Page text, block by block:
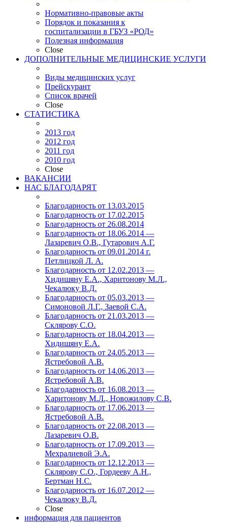
Нормативно-правовые акты
Порядок и показания к
госпитализации в ГБУЗ «РОД»
Полезная информация
Close
ДОПОЛНИТЕЛЬНЫЕ МЕДИЦИНСКИЕ УСЛУГИ
Виды медицинских услуг
Прейскурант
Список врачей
Close
СТАТИСТИКА
2013 год
2012 год
2011 год
2010 год
Close
ВАКАНСИИ
НАС БЛАГОДАРЯТ
Благодарность от 13.03.2015
Благодарность от 17.02.2015
Благодарность от 26.08.2014
Благодарность от 18.06.2014 —
Лазаревич О.В., Гутарович А.Г.
Благодарность от 09.01.2014 г.
Петлицкой Л. А.
Благодарность от 12.02.2013 —
Хидишяну Е.А., Харитонову М.Л.,
Чекалюку В.Д.
Благодарность от 05.03.2013 —
Симоновой Л.Г., Заевой С.А.
Благодарность от 21.03.2013 —
Склярову С.О.
Благодарность от 18.04.2013 —
Хидишяну Е.А.
Благодарность от 24.05.2013 —
Ястребовой А.В.
Благодарность от 14.06.2013 —
Ястребовой А.В.
Благодарность от 16.08.2013 —
Харитонову М.Л., Новожилову С.В.
Благодарность от 17.06.2013 —
Ястребовой А.В.
Благодарность от 22.08.2013 —
Лазаревич О.В.
Благодарность от 17.09.2013 —
Мехралиевой Э.А.
Благодарность от 12.12.2013 —
Склярову С.О., Гордееву А.Н.,
Бертман Н.С.
Благодарность от 16.07.2012 —
Чекалюку В.Д.
Close
информация для пациентов